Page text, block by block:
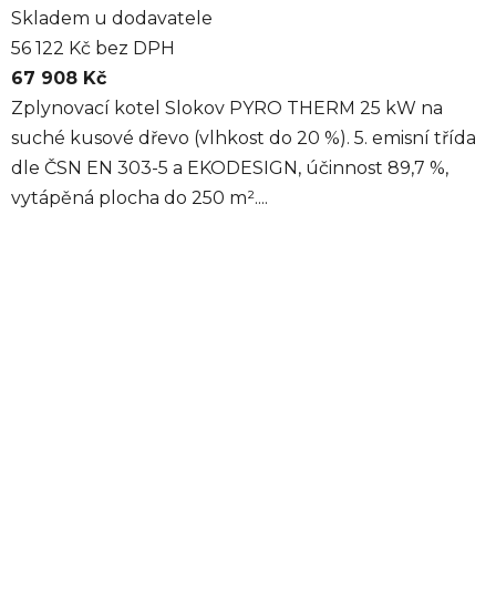
Skladem u dodavatele
56 122 Kč bez DPH
67 908 Kč
Zplynovací kotel Slokov PYRO THERM 25 kW na
suché kusové dřevo (vlhkost do 20 %). 5. emisní třída
dle ČSN EN 303-5 a EKODESIGN, účinnost 89,7 %,
vytápěná plocha do 250 m²....